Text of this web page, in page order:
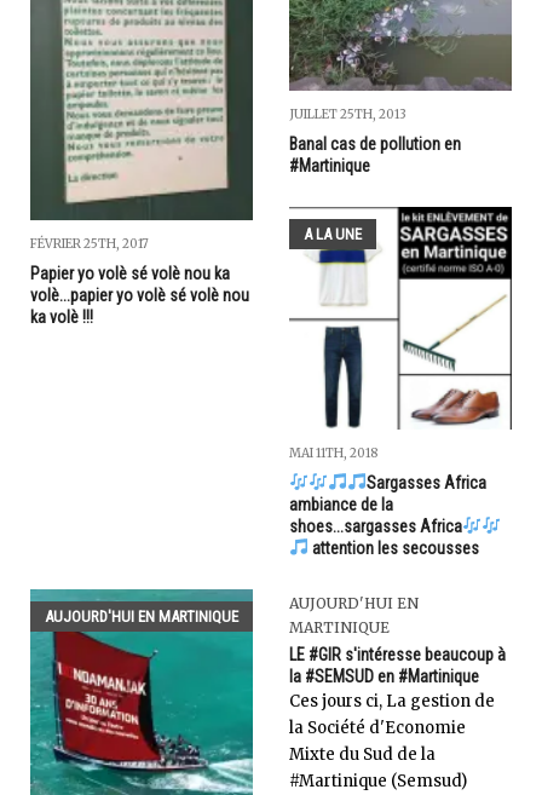
FÉVRIER 25TH, 2017
Papier yo volè sé volè nou ka
volè...papier yo volè sé volè nou
ka volè !!!
JUILLET 25TH, 2013
Banal cas de pollution en
#Martinique
A LA UNE
MAI 11TH, 2018
Sargasses Africa
ambiance de la
shoes...sargasses Africa
attention les secousses
AUJOURD'HUI EN MARTINIQUE
AUJOURD'HUI EN
MARTINIQUE
LE #GIR s'intéresse beaucoup à
la #SEMSUD en #Martinique
Ces jours ci, La gestion de
la Société d'Economie
Mixte du Sud de la
#Martinique (Semsud)